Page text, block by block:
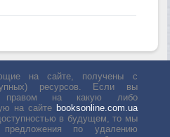
на сайте, получены с
ресурсов. Если вы
правом на какую либо
на сайте booksonline.com.ua
в будущем, то мы
предложения по удалению